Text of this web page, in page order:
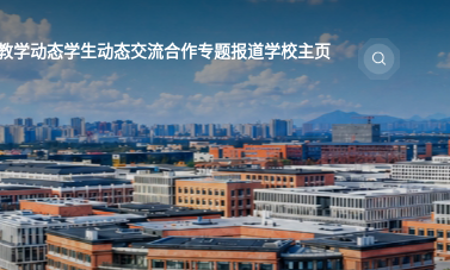
学动态学生动态交流合作专题报道学校主页